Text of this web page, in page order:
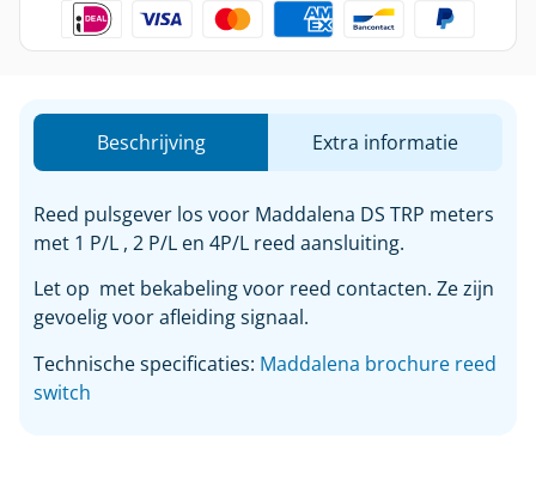
Beschrijving Extra informatie
Reed pulsgever los voor Maddalena DS TRP meters
met 1 P/L , 2 P/L en 4P/L reed aansluiting.
Let op met bekabeling voor reed contacten. Ze zijn
gevoelig voor afleiding signaal.
Technische specificaties: Maddalena brochure reed
switch